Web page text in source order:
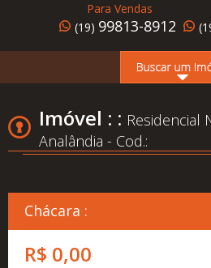
Alugar
Home
Somos
Conheça
Cadastre
Imóvel
Para Vendas
(19) 99813-8912
Imóvel : : Residencial
Analândia - Cod.:
Chácara :
R$ 0,00